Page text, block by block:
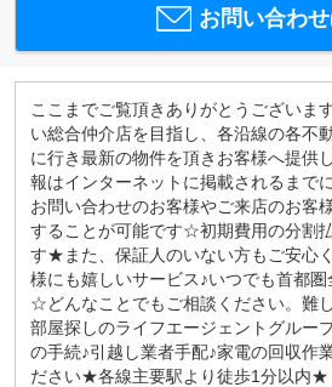
お問い合わ
ここまでご覧頂きありがとうございま
い総合仲介店を目指し、各沿線の各不
に行き最新の物件を頂きお客様へ提供
報はインターネットに掲載されるまで
お問い合わせのお客様やご来店のお客
することが可能です☆初期費用の分割
す★また、保証人のいない方もご安心
様にも嬉しいサービス♪いつでも首都
☆どんなことでもご相談ください。難
部屋探しのライフエージェントグルー
の手続♪引越し業者手配♪家電の回収作
ださい★各線主要駅より徒歩1分以内★